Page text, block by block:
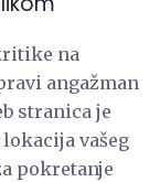
na
angažman
stranica je
vašeg
pokretanje